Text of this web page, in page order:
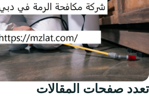
تعدد صفحات المقالات